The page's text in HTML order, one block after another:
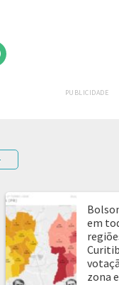
PUBLICIDADE
em
zona